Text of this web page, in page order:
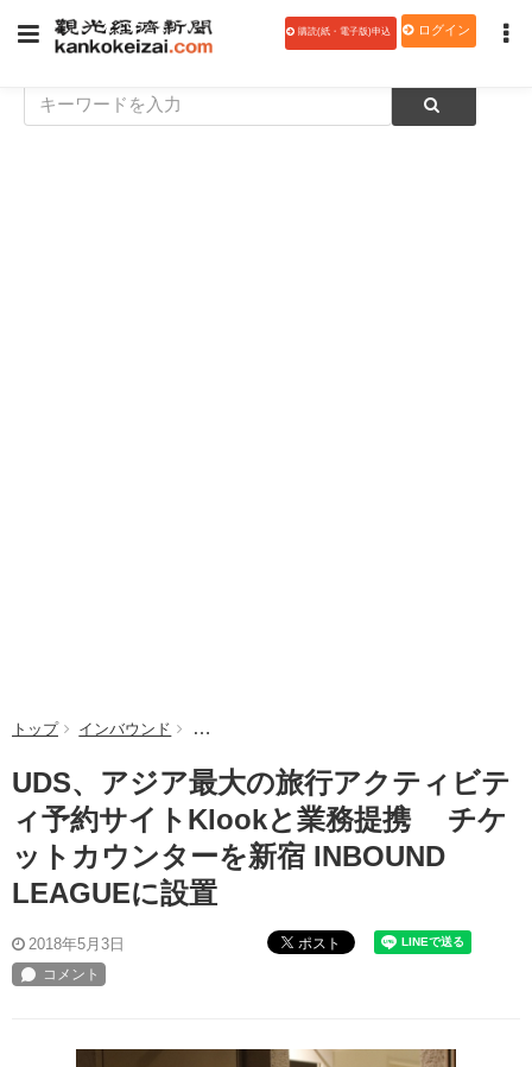
購読(紙・電子版)申込 ログイン
トップ インバウンド UDS、アジア最大の旅行アクティビティ予約
UDS、アジア最大の旅行アクティビテ
ィ予約サイトKlookと業務提携 チケ
ットカウンターを新宿 INBOUND
LEAGUEに設置
2018年5月3日 ポスト